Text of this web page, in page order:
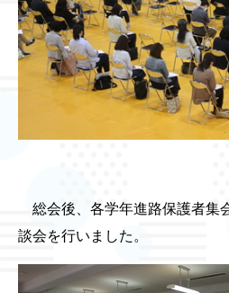
総会後、各学年進路保護者集
談会を行いました。